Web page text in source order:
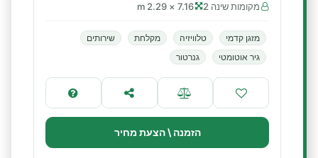
מקומות שינה 2 7.16 × 2.29 m
מזגן קדמי טלוויזיה מקלחת
שירותים
גיר אוטומטי
גנרטור
הזמנה \ הצעת מחיר